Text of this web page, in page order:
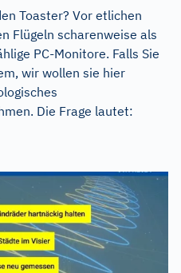
Toaster? Vor etlichen
Flügeln scharenweise als
PC-Monitore. Falls Sie
wir wollen sie hier
Die Frage lautet: